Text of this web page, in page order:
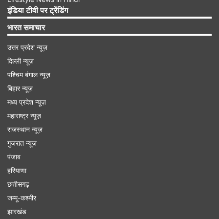
जब टीम का स्कोर केवल 31 रन था, तभी दो विकेट बांग्लादेश
के चले गए थे। हालांकि फिर मोमिनुल हक और कप्तान नजमुल
हुसैन शांतो कमान संभाली और टीम को स्कोर 100 के पार
तक ले जाने में कामयाबी हासिल की।
इंडिया टीवी पर ट्रेंडिंग
भारत समाचार
उत्तर प्रदेश न्यूज़
दिल्ली न्यूज़
पश्चिम बंगाल न्यूज़
बिहार न्यूज़
मध्य प्रदेश न्यूज़
महाराष्ट्र न्यूज़
राजस्थान न्यूज़
गुजरात न्यूज़
पंजाब
हरियाणा
छत्तीसगढ़
जम्मू-कश्मीर
झारखंड